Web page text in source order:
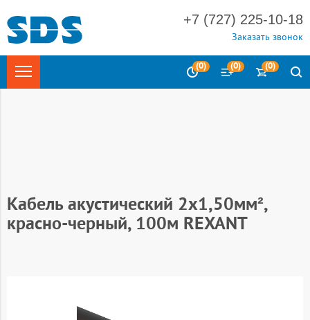
+7 (727) 225-10-18
Заказать звонок
(0) (0) (0)
Кабель акустический 2х1,50мм²,
красно-черный, 100м REXANT